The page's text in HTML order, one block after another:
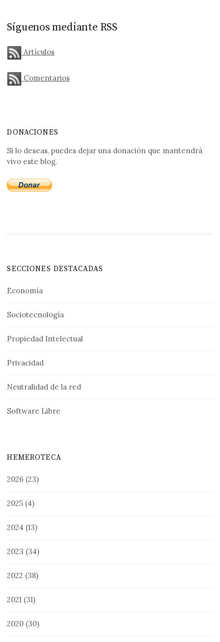
Síguenos mediante RSS
Artículos
Comentarios
DONACIONES
Si lo deseas, puedes dejar una donación que mantendrá
vivo este blog.
SECCIONES DESTACADAS
Economía
Sociotecnología
Propiedad Intelectual
Privacidad
Neutralidad de la red
Software Libre
HEMEROTECA
2026 (23)
2025 (4)
2024 (13)
2023 (34)
2022 (38)
2021 (31)
2020 (30)